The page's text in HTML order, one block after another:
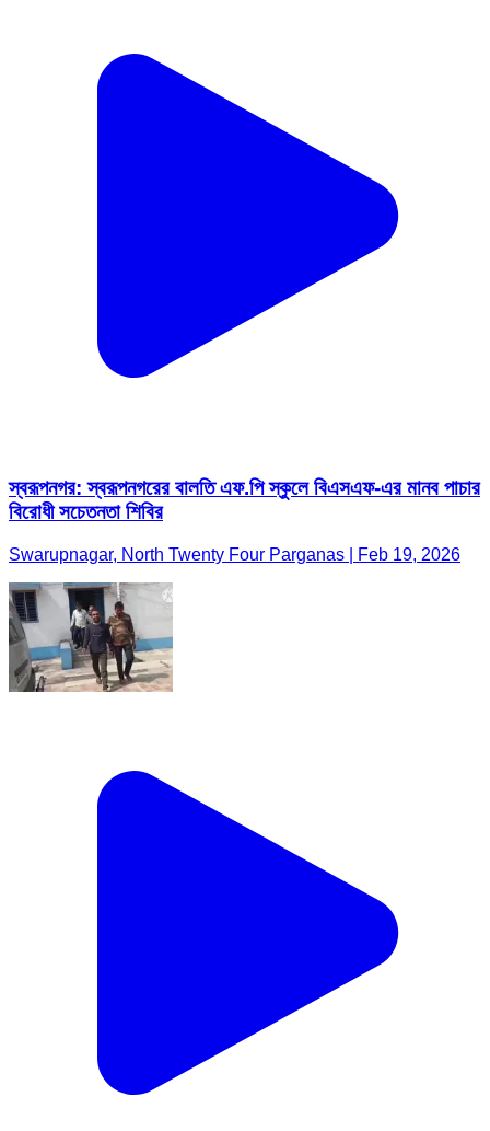
স্বরূপনগর: স্বরূপনগরের বালতি এফ.পি স্কুলে বিএসএফ-এর মানব পাচার
বিরোধী সচেতনতা শিবির
Swarupnagar, North Twenty Four Parganas | Feb 19, 2026